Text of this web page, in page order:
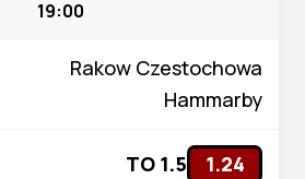
19:00
Rakow Czestochowa
Hammarby
TO 1.5 1.24